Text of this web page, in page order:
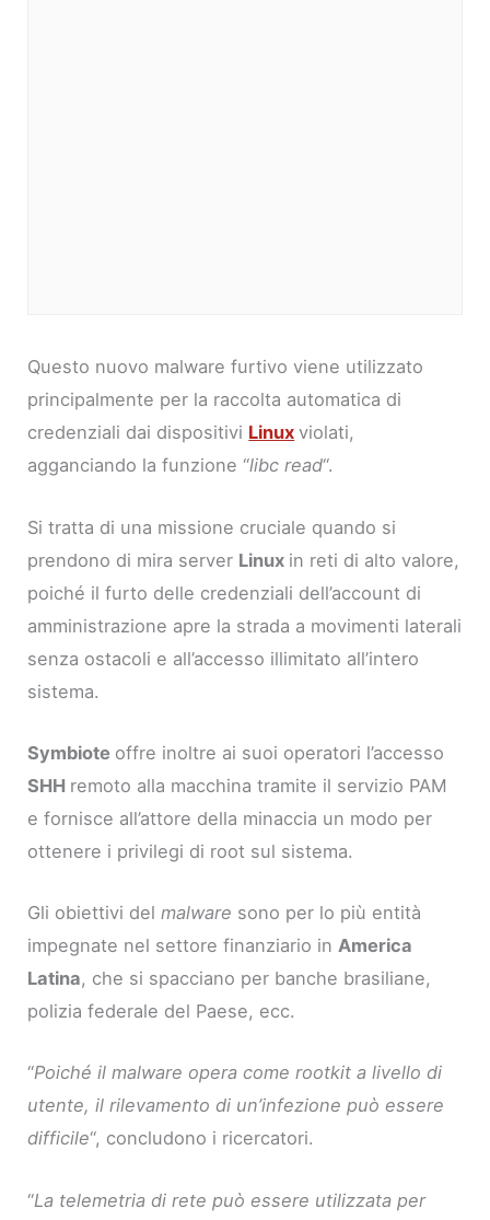
Questo nuovo malware furtivo viene utilizzato
principalmente per la raccolta automatica di
credenziali dai dispositivi Linux violati,
agganciando la funzione “libc read“.
Si tratta di una missione cruciale quando si
prendono di mira server Linux in reti di alto valore,
poiché il furto delle credenziali dell’account di
amministrazione apre la strada a movimenti laterali
senza ostacoli e all’accesso illimitato all’intero
sistema.
Symbiote offre inoltre ai suoi operatori l’accesso
SHH remoto alla macchina tramite il servizio PAM
e fornisce all’attore della minaccia un modo per
ottenere i privilegi di root sul sistema.
Gli obiettivi delmalware sono per lo più entità
impegnate nel settore finanziario inAmerica
Latina, che si spacciano per banche brasiliane,
polizia federale del Paese, ecc.
“Poiché il malware opera come rootkit a livello di
utente, il rilevamento di un’infezione può essere
difficile“, concludono i ricercatori.
“La telemetria di rete può essere utilizzata per